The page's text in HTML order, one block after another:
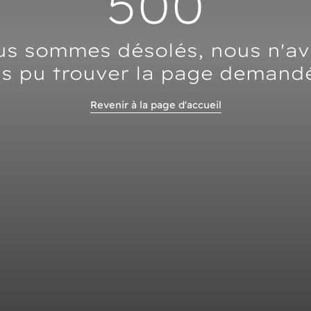
sommes désolés, nous
pu trouver la page
Revenir à la page d'accueil